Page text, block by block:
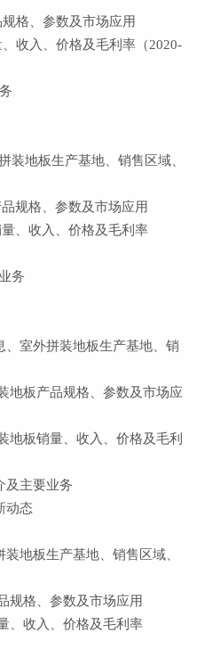
格、参数及市场应用
收入、价格及毛利率（2020-
装地板生产基地、销售区域、
规格、参数及市场应用
、收入、价格及毛利率
务
、室外拼装地板生产基地、销
地板产品规格、参数及市场应
地板销量、收入、价格及毛利
及主要业务
动态
地板生产基地、销售区域、
规格、参数及市场应用
、收入、价格及毛利率